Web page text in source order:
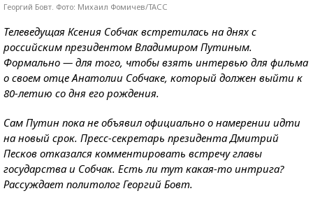
Георгий Бовт. Фото: Михаил Фомичев/ТАСС
Телеведущая Ксения Собчак встретилась на днях с
российским президентом Владимиром Путиным.
Формально — для того, чтобы взять интервью для фильма
о своем отце Анатолии Собчаке, который должен выйти к
80-летию со дня его рождения.
Сам Путин пока не объявил официально о намерении идти
на новый срок. Пресс-секретарь президента Дмитрий
Песков отказался комментировать встречу главы
государства и Собчак. Есть ли тут какая-то интрига?
Рассуждает политолог Георгий Бовт.